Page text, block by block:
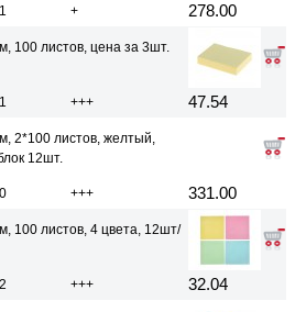
+ 278.00
100 листов, цена за 3шт.
+++ 47.54
2*100 листов, желтый,
12шт.
+++ 331.00
100 листов, 4 цвета, 12шт/
+++ 32.04